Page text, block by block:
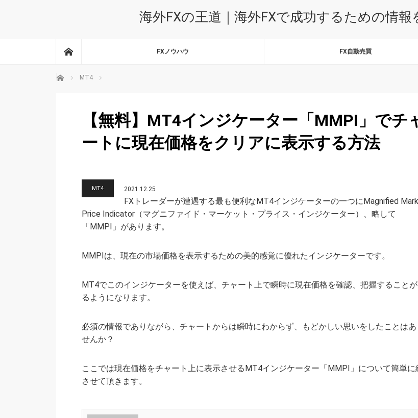
海外FXの王道｜海外FXで成功するための情
FXノウハウ FX自動売買
ホーム MT4
【無料】MT4インジケーター「MMPI」でチ
ートに現在価格をクリアに表示する方法
MT4 2021.12.25
FXトレーダーが遭遇する最も便利なMT4インジケーターの一つにMagnified
Price Indicator（マグニファイド・マーケット・プライス・インジケーター）、略して
「MMPI」があります。
MMPIは、現在の市場価格を表示するための美的感覚に優れたインジケーターです。
MT4でこのインジケーターを使えば、チャート上で瞬時に現在価格を確認、把握することが
るようになります。
必須の情報でありながら、チャートからは瞬時にわからず、もどかしい思いをしたことはあ
せんか？
ここでは現在価格をチャート上に表示させるMT4インジケーター「MMPI」について簡単に
させて頂きます。